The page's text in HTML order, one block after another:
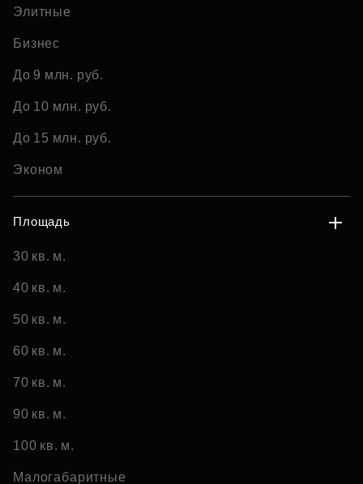
Элитные
Бизнес
До 9 млн. руб.
До 10 млн. руб.
До 15 млн. руб.
Эконом
Площадь
30 кв. м.
40 кв. м.
50 кв. м.
60 кв. м.
70 кв. м.
90 кв. м.
100 кв. м.
Малогабаритные